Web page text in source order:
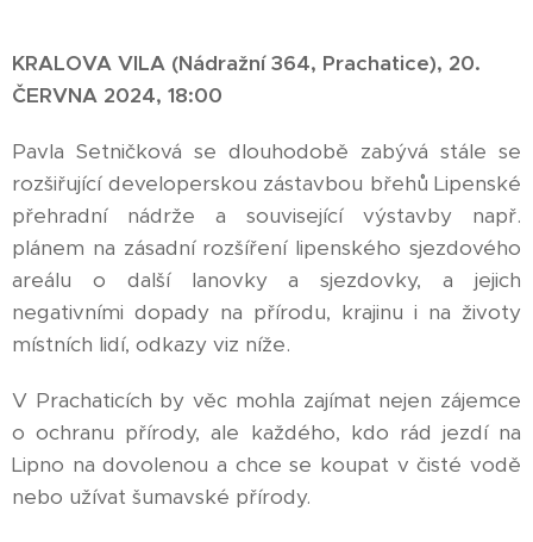
KRALOVA VILA (Nádražní 364, Prachatice), 20.
ČERVNA 2024, 18:00
Pavla Setničková se dlouhodobě zabývá stále se
rozšiřující developerskou zástavbou břehů Lipenské
přehradní nádrže a související výstavby např.
plánem na zásadní rozšíření lipenského sjezdového
areálu o další lanovky a sjezdovky, a jejich
negativními dopady na přírodu, krajinu i na životy
místních lidí, odkazy viz níže.
V Prachaticích by věc mohla zajímat nejen zájemce
o ochranu přírody, ale každého, kdo rád jezdí na
Lipno na dovolenou a chce se koupat v čisté vodě
nebo užívat šumavské přírody.